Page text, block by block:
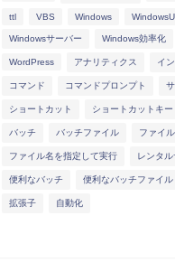
ttl VBS Windows
Windowsサーバー Windows効率化
WordPress アナリティクス イ
コマンド コマンドプロンプト
ショートカット ショートカットキー
バッチ バッチファイル ファイ
ファイル名を指定して実行 レンタ
便利なバッチ 便利なバッチファイル
拡張子 自動化